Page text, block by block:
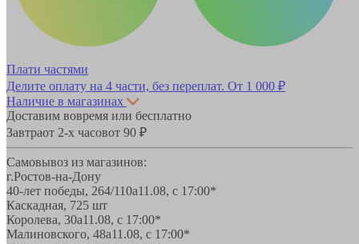
Плати частями
Делите оплату на 4 части, без переплат. От 1 000 ₽
Наличие в магазинах
Доставим вовремя или бесплатно
Завтраот 2-х часовот 90 ₽
Самовывоз из магазинов:
г.Ростов-на-Дону
40-лет победы, 264/110а11.08, с 17:00*
Каскадная, 725 шт
Королева, 30а11.08, с 17:00*
Малиновского, 48а11.08, с 17:00*